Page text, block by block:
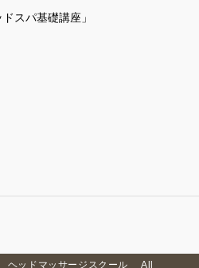
スパ基礎講座」
ッドマッサージスクール All